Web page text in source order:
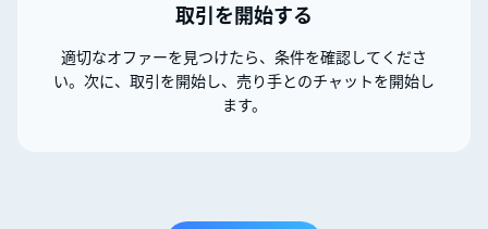
取引を開始する
適切なオファーを見つけたら、条件を確認してくださ
い。次に、取引を開始し、売り手とのチャットを開始し
ます。